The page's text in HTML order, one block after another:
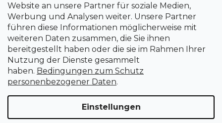
Website an unsere Partner für soziale Medien,
Werbung und Analysen weiter. Unsere Partner
führen diese Informationen möglicherweise mit
weiteren Daten zusammen, die Sie ihnen
bereitgestellt haben oder die sie im Rahmen Ihrer
Nutzung der Dienste gesammelt
haben. Bedingungen zum Schutz
personenbezogener Daten.
Einstellungen
Erstellt von Shoptet Premium